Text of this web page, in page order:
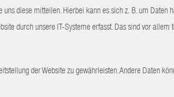
diese mitteilen. Hierbei kann es sich z. B. um Daten
durch unsere IT-Systeme erfasst. Das sind vor
der Website zu gewährleisten. Andere Daten